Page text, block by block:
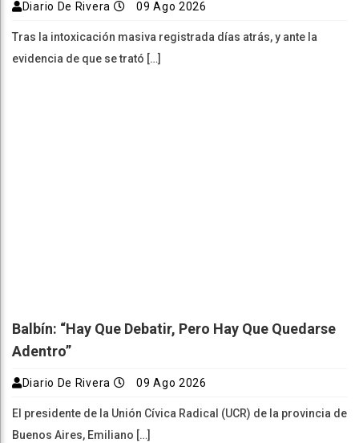
Diario De Rivera 09 Ago 2026
Tras la intoxicación masiva registrada días atrás, y ante la
evidencia de que se trató […]
Balbín: “Hay Que Debatir, Pero Hay Que Quedarse
Adentro”
Diario De Rivera 09 Ago 2026
El presidente de la Unión Cívica Radical (UCR) de la provincia de
Buenos Aires, Emiliano […]